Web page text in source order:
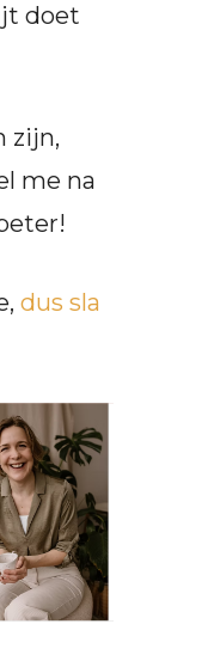
doet
zijn,
me na
dus sla